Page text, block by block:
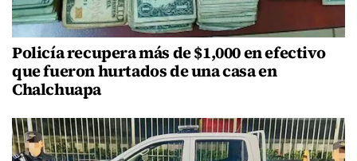
Policía recupera más de $1,000 en efectivo
que fueron hurtados de una casa en
Chalchuapa